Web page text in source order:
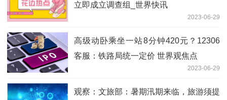
立即成立调查组_世界快讯
2023-06-29
高级动卧乘坐一站8分钟420元？12306
客服：铁路局统一定价 世界观焦点
2023-06-29
观察：文旅部：暑期汛期来临，旅游须提